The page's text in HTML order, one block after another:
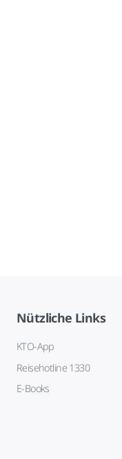
Nützliche Links
KTO-App
Reisehotline 1330
E-Books